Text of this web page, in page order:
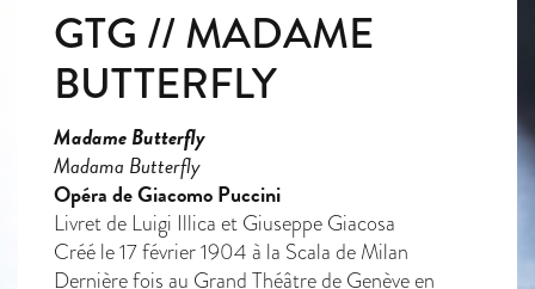
GTG // MADAME
BUTTERFLY
Madame Butterfly
Madama Butterfly
Opéra de Giacomo Puccini
Livret de Luigi Illica et Giuseppe Giacosa
Créé le 17 février 1904 à la Scala de Milan
Dernière fois au Grand Théâtre de Genève en